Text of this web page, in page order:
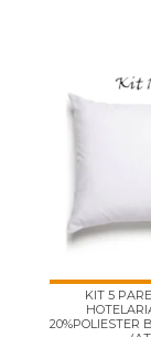
KIT 5
20%POLIESTER